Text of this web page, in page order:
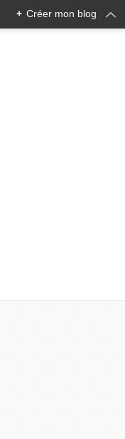
+ Créer mon blog